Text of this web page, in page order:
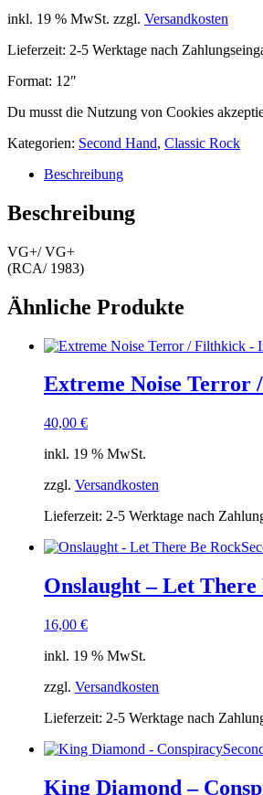
inkl. 19 % MwSt. zzgl. Versandkosten
Lieferzeit: 2-5 Werktage nach
Format: 12″
Du musst die Nutzung von Cookies
Kategorien: Second Hand, Classic Rock
Beschreibung
Beschreibung
VG+/ VG+
(RCA/ 1983)
Ähnliche Produkte
Extreme Noise
40,00 €
inkl. 19 % MwSt.
zzgl. Versandkosten
Lieferzeit: 2-5 Werktage nach
Onslaught – Let There
16,00 €
inkl. 19 % MwSt.
zzgl. Versandkosten
Lieferzeit: 2-5 Werktage nach
King Diamond –